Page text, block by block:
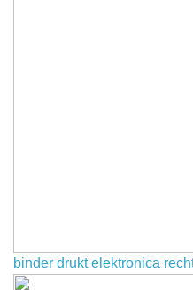
binder drukt elektronica